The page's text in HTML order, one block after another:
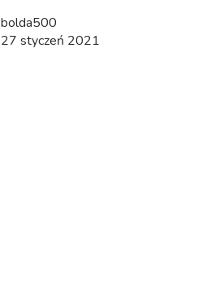
bolda500
27 styczeń 2021